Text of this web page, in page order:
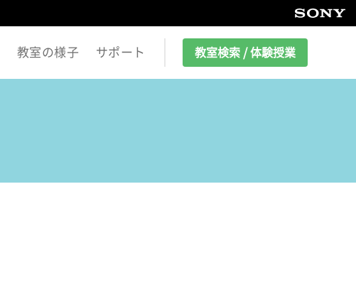
教室の様子 サポート 教室検索 / 体験授業